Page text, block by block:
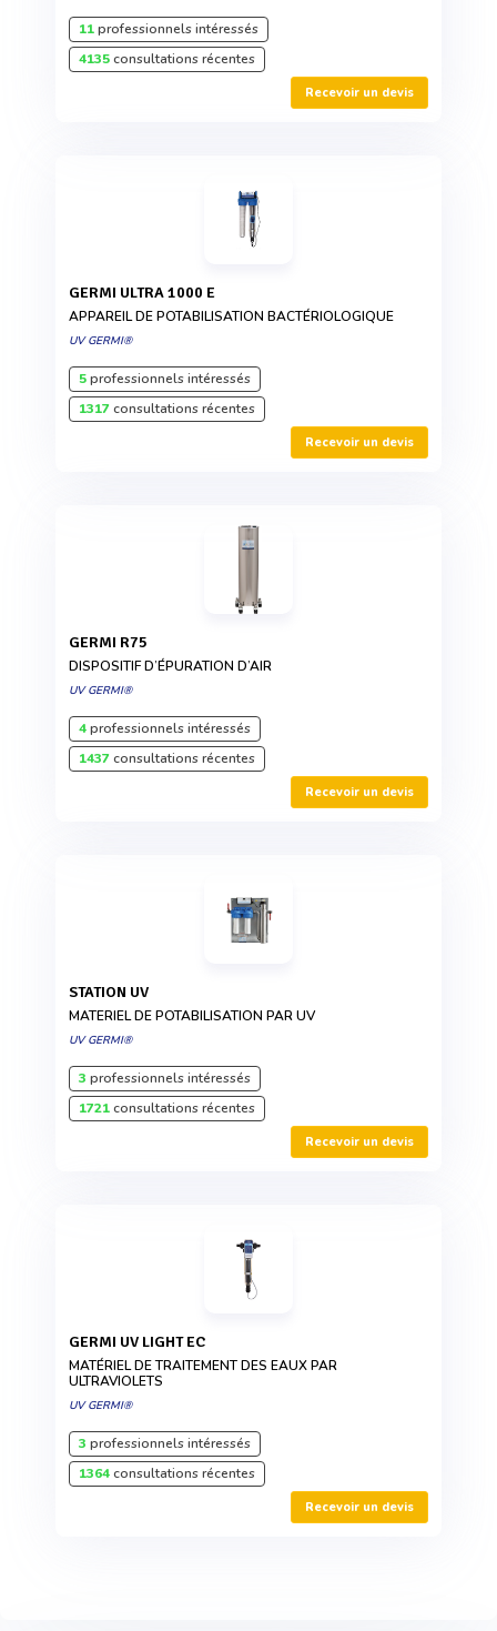
11professionnels intéressés
4135consultations récentes
Recevoir un devis
GERMI ULTRA 1000 E
APPAREIL DE POTABILISATION BACTÉRIOLOGIQUE
UV GERMI®
5professionnels intéressés
1317consultations récentes
Recevoir un devis
GERMI R75
DISPOSITIF D’ÉPURATION D’AIR
UV GERMI®
4professionnels intéressés
1437consultations récentes
Recevoir un devis
STATION UV
MATERIEL DE POTABILISATION PAR UV
UV GERMI®
3 professionnels intéressés
1721consultations récentes
Recevoir un devis
GERMI UV LIGHT EC
MATÉRIEL DE TRAITEMENT DES EAUX PAR
ULTRAVIOLETS
UV GERMI®
3 professionnels intéressés
1364consultations récentes
Recevoir un devis